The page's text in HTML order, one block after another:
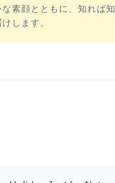
素顔とともに、知れば
します。